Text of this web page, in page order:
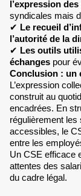
l’expression
syndicales mais
✔ Le recueil
l’autorité de la
✔ Les outils
échanges pour
Conclusion : un
L’expression
construit au
encadrées. En
régulièrement les
accessibles, le
entre les
Un CSE efficace
attentes des
du cadre légal.